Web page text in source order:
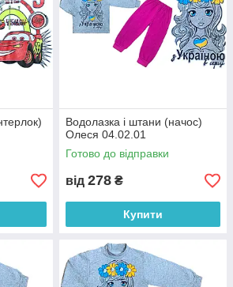
костюмчики різної комплектності
бавовни, в яких дитині буде
вдома або в дитячому садку, під
свіжому повітрі.
Водолазка і штани (начос)
Олеся 04.02.01
Готово до відправки
від 278 ₴
Купити